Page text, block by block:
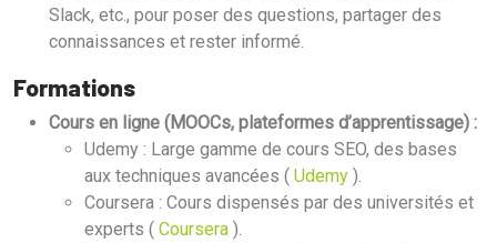
Slack, etc., pour poser des questions, partager des
connaissances et rester informé.
Formations
Cours en ligne (MOOCs, plateformes d’apprentissage) :
Udemy : Large gamme de cours SEO, des bases
aux techniques avancées ( Udemy ).
Coursera : Cours dispensés par des universités et
experts ( Coursera ).